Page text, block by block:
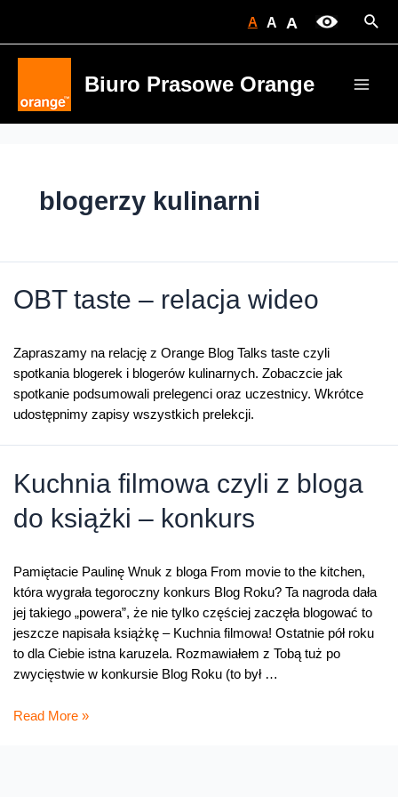
A A A
Biuro Prasowe Orange
blogerzy kulinarni
OBT taste – relacja wideo
Zapraszamy na relację z Orange Blog Talks taste czyli
spotkania blogerek i blogerów kulinarnych. Zobaczcie jak
spotkanie podsumowali prelegenci oraz uczestnicy. Wkrótce
udostępnimy zapisy wszystkich prelekcji.
Kuchnia filmowa czyli z bloga
do książki – konkurs
Pamiętacie Paulinę Wnuk z bloga From movie to the kitchen,
która wygrała tegoroczny konkurs Blog Roku? Ta nagroda dała
jej takiego „powera”, że nie tylko częściej zaczęła blogować to
jeszcze napisała książkę – Kuchnia filmowa! Ostatnie pół roku
to dla Ciebie istna karuzela. Rozmawiałem z Tobą tuż po
zwycięstwie w konkursie Blog Roku (to był …
Kuchnia
Read More »